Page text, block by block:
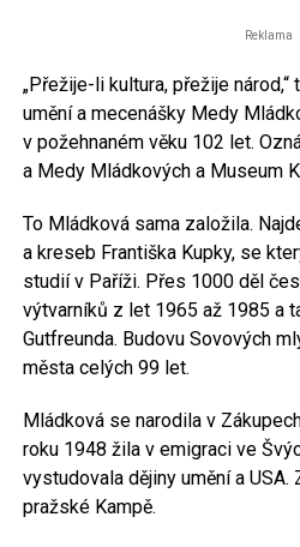
Reklama
„Přežije-li kultura, přežije
umění a mecenášky Medy
v požehnaném věku 102 let.
a Medy Mládkových a Museum
To Mládková sama založila.
a kreseb Františka Kupky, se
studií v Paříži. Přes 1000 děl
výtvarníků z let 1965 až 1985 a
Gutfreunda. Budovu Sovových
města celých 99 let.
Mládková se narodila v
roku 1948 žila v emigraci ve
vystudovala dějiny umění a
pražské Kampě.